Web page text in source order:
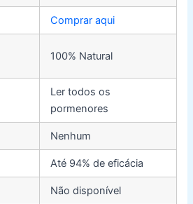
Comprar aqui
100% Natural
Ler todos os
pormenores
Nenhum
Até 94% de eficácia
Não disponível